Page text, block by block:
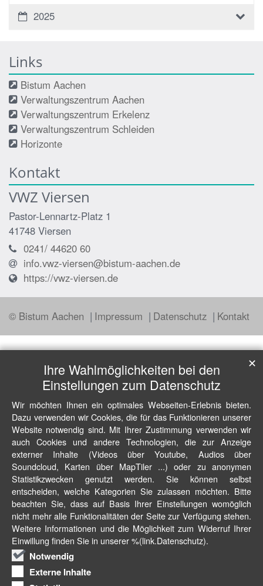
2025
Links
Bistum Aachen
Verwaltungszentrum Aachen
Verwaltungszentrum Erkelenz
Verwaltungszentrum Schleiden
Horizonte
Kontakt
VWZ Viersen
Pastor-Lennartz-Platz 1
41748 Viersen
0241/ 44620 60
info.vwz-viersen@bistum-aachen.de
https://vwz-viersen.de
© Bistum Aachen Impressum Datenschutz Kontakt
Ihre Wahlmöglichkeiten bei den
Einstellungen zum Datenschutz
Wir möchten Ihnen ein optimales Webseiten-Erlebnis bieten.
Dazu verwenden wir Cookies, die für das Funktionieren unserer
Website notwendig sind. Mit Ihrer Zustimmung verwenden wir
auch Cookies und andere Technologien, die zur Anzeige
externer Inhalte (Videos über Youtube, Audios über
Soundcloud, Karten über MapTiler ...) oder zu anonymen
Statistikzwecken genutzt werden. Sie können selbst
entscheiden, welche Kategorien Sie zulassen möchten. Bitte
beachten Sie, dass auf Basis Ihrer Einstellungen womöglich
nicht mehr alle Funktionalitäten der Seite zur Verfügung stehen.
Weitere Informationen und die Möglichkeit zum Widerruf Ihrer
Einwillung finden Sie in unserer %(link.Datenschutz).
Notwendig
Externe Inhalte
✕